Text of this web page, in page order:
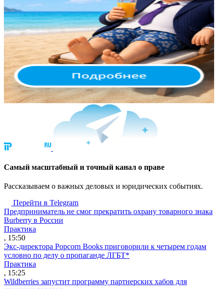
Cамый масштабный и точный канал о праве
Рассказываем о важных деловых и юридических событиях.
Перейти в Telegram
Предприниматель не смог прекратить охрану товарного знака
Burberry в России
Практика
, 15:50
Экс-директора Popcorn Books приговорили к четырем годам
условно по делу о пропаганде ЛГБТ*
Практика
, 15:25
Wildberries запустит программу партнерских хабов для